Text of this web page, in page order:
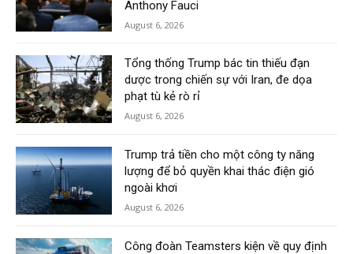
Anthony Fauci
August 6, 2026
Tổng thống Trump bác tin thiếu đạn
dược trong chiến sự với Iran, đe dọa
phạt tù kẻ rò rỉ
August 6, 2026
Trump trả tiền cho một công ty năng
lượng để bỏ quyền khai thác điện gió
ngoài khơi
August 6, 2026
Công đoàn Teamsters kiện về quy định